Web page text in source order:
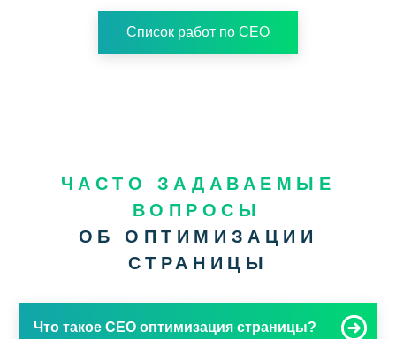
Список работ по СЕО
ЧАСТО ЗАДАВАЕМЫЕ
ВОПРОСЫ
ОБ ОПТИМИЗАЦИИ
СТРАНИЦЫ
Что такое СЕО оптимизация страницы?